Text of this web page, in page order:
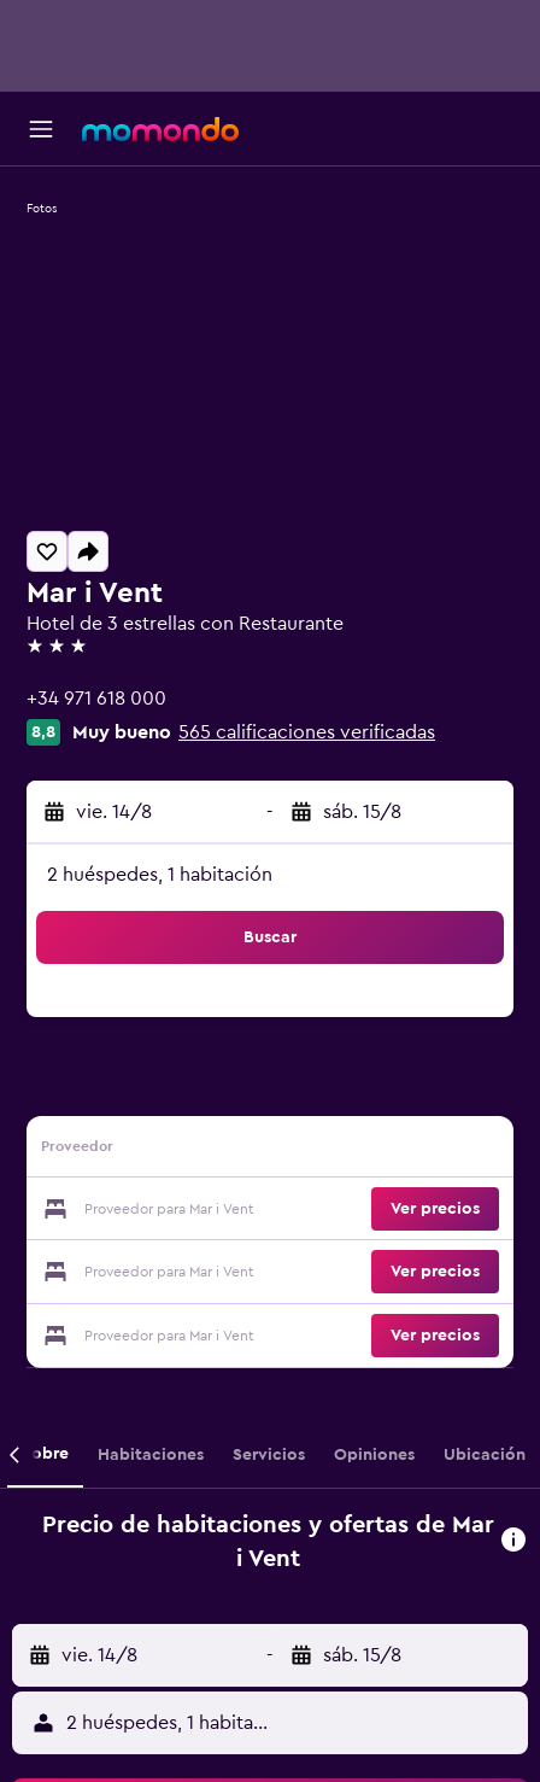
Mar i Vent
Hotel de 3 estrellas con Restaurante
3 estrellas
+34 971 618 000
8,8 Muy bueno 565 calificaciones verificadas
vie. 14/8 - sáb. 15/8
2 huéspedes, 1 habitación
Buscar
Proveedor
Proveedor para Mar i Vent Ver precios
Proveedor para Mar i Vent Ver precios
Proveedor para Mar i Vent Ver precios
Fotos
Sobre Habitaciones Servicios Opiniones Ubicación
Precio de habitaciones y ofertas de Mar
i Vent
vie. 14/8 - sáb. 15/8
2 huéspedes, 1 habitación